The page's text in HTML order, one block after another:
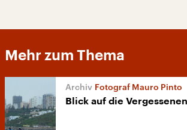
Mehr zum Thema
Fotograf Mauro Pinto
Blick auf die